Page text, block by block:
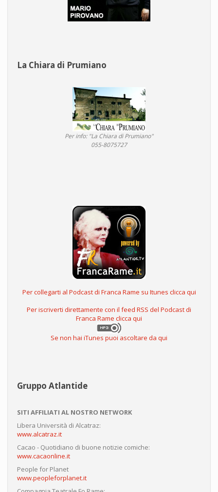
La Chiara di Prumiano
Per info: "La Chiara di Prumiano"
055-8075727
Per collegarti al Podcast di Franca Rame su Itunes clicca qui
Per iscriverti direttamente con il feed RSS del Podcast di
Franca Rame clicca qui
Se non hai iTunes puoi ascoltare da qui
Gruppo Atlantide
SITI AFFILIATI AL NOSTRO NETWORK
Libera Università di Alcatraz:
www.alcatraz.it
Cacao - Quotidiano di buone notizie comiche:
www.cacaonline.it
People for Planet
www.peopleforplanet.it